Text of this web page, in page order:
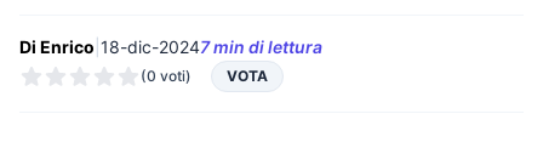
Di Enrico 18-dic-20247 min di lettura
(0 voti) VOTA